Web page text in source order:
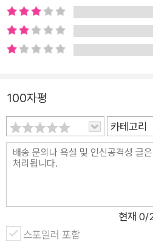
점을 전하며 어린이들이 언제나 스
기를 힘껏 응원한다. 아산테는 어떤 사자가 될까요? 때로는 용감
하고 때로는 비겁하고, 때로는 지혜
도무지 자신도 이해할 수 없는 일을
어 갈 거예요._「작가의 말」 중에서 “온 초원에서 가장 다정한 말,
우리.” ‘다름’을 받아들이고 함께하는 초
은 아프리카 초원 생태계를 생생하
약육강식의 논리를 뛰어넘는 순간
반한 웨지와 무리를 이루기 위해 수
수사자와 먹이를 구하고 아기를 돌
밖에 없다. 하지만 서로를 위하는 선
100자평
카테고리
현재 0/
스포일러 포함